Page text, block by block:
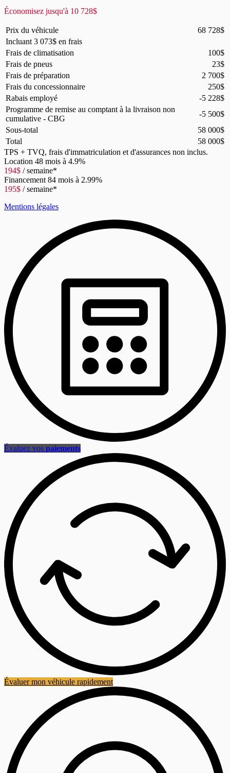
Économisez jusqu'à 10 728$
Prix du véhicule 68 728$
Incluant 3 073$ en frais
Frais de climatisation
100$
Frais de pneus
23$
Frais de préparation
2 700$
Frais du concessionnaire
250$
Rabais employé
-5 228$
Programme de remise au comptant à la livraison non
cumulative - CBG
-5 500$
Sous-total
58 000$
Total
58 000$
TPS + TVQ, frais d'immatriculation et d'assurances non inclus.
Location 48 mois à 4.9%
194$ / semaine*
Financement 84 mois à 2.99%
195$ / semaine*
Mentions légales
Évaluez vos paiements
Évaluer mon véhicule rapidement